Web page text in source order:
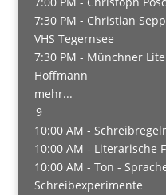
7:30 PM - Christian
VHS Tegernsee
7:30 PM - Münchner
Hoffmann
mehr...
9
10:00 AM -
10:00 AM - Literarische
10:00 AM - Ton -
Schreibexperimente